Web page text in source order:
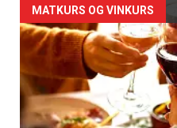
Forsiden
akkurat
nå
-
MATKURS OG VINKURS